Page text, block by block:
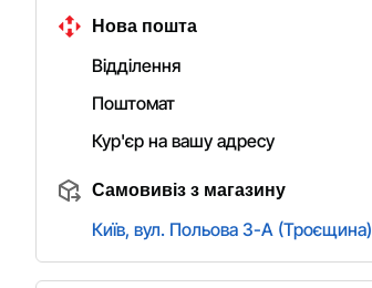
Нова пошта
Відділення
Поштомат
Кур'єр на вашу адресу
Самовивіз з магазину
Київ, вул. Польова 3-А (Троєщина)